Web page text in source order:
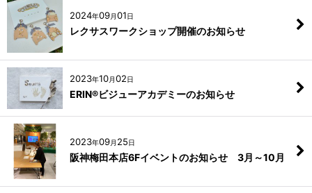
2024年09月01日
レクサスワークショップ開催のお知らせ
2023年10月02日
ERIN®ビジューアカデミーのお知らせ
2023年09月 25日
阪神梅田本店6Fイベントのお知らせ 3月～10月